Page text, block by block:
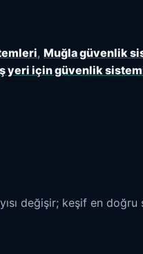
, Muğla güvenlik
yeri için güvenlik
değişir; keşif en doğru